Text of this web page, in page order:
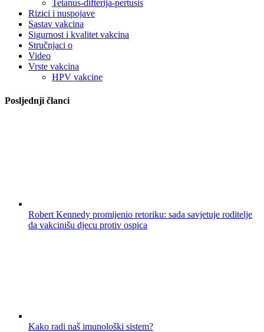
Tetanus-difterija-pertusis
Rizici i nuspojave
Sastav vakcina
Sigurnost i kvalitet vakcina
Stručnjaci o
Video
Vrste vakcina
HPV vakcine
Posljednji članci
Robert Kennedy promijenio retoriku: sada savjetuje roditelje
da vakcinišu djecu protiv ospica
Kako radi naš imunološki sistem?